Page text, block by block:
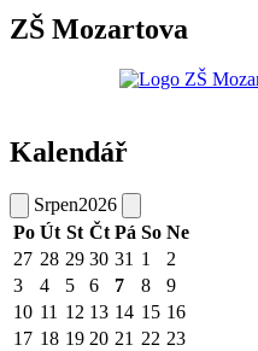
ZŠ Mozartova
Kalendář
Srpen2026
Po Út St Čt Pá So Ne
27 28 29 30 31 1
2
3
4 5 6 7 8
9
10 11 12 13 14 15 16
17 18 19 20 21 22 23